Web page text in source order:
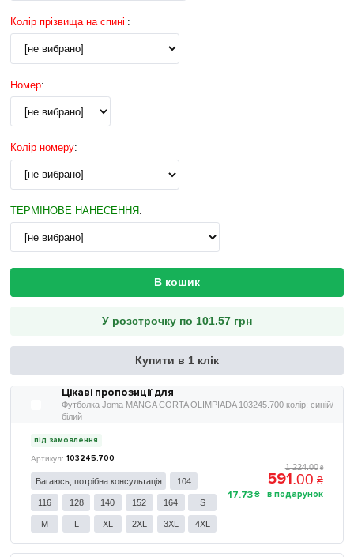
Колір прізвища на спині :
Номер:
Колір номеру:
ТЕРМІНОВЕ НАНЕСЕННЯ:
В кошик
У розстрочку по 101.57 грн
Купити в 1 клік
Цікаві пропозиції для
Футболка Joma MANGA CORTA OLIMPIADA 103245.700 колір: синій/
білий
під замовлення
103245.700
Вагаюсь, потрібна консультація 104
116 128 140 152 164 S
M L XL 2XL 3XL 4XL
1 224.00 ₴
591.00 ₴
17.73₴